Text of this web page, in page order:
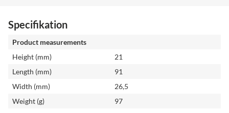
Specifikation
Product measurements
Height (mm)
21
Length (mm)
91
Width (mm)
26,5
Weight (g)
97